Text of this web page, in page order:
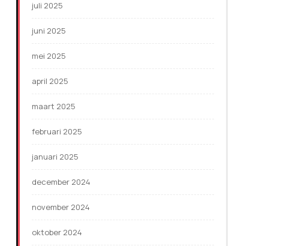
juli 2025
juni 2025
mei 2025
april 2025
maart 2025
februari 2025
januari 2025
december 2024
november 2024
oktober 2024